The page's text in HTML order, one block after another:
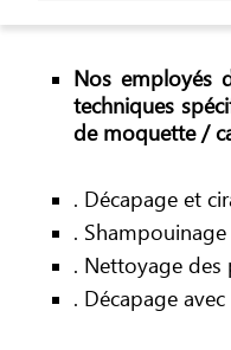
Nos employés
techniques
de moquette /
. Décapage et
.
. Nettoyage des
. Décapage